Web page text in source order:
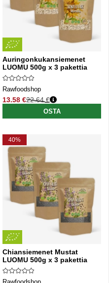
Auringonkukansiemenet
LUOMU 500g x 3 pakettia
Rawfoodshop
13.58 €
Normaali hinta
22.64 €
OSTA
40%
Chiansiemenet Mustat
LUOMU 500g x 3 pakettia